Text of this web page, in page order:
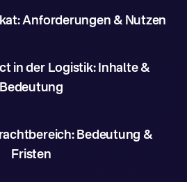
Anforderungen & Nutzen
in der Logistik: Inhalte &
Bedeutung
Bedeutung &
Fristen